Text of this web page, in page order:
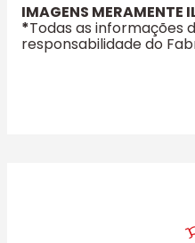
IMAGENS MERAMENTE
*Todas as informações
responsabilidade do